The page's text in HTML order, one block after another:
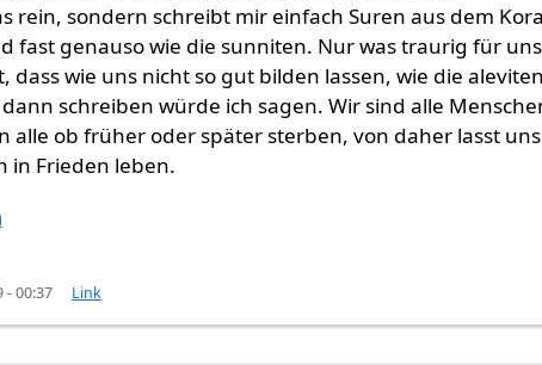
rein, sondern schreibt mir einfach Suren aus dem
fast genauso wie die sunniten. Nur was traurig für uns
dass wie uns nicht so gut bilden lassen, wie die
schreiben würde ich sagen. Wir sind alle
alle ob früher oder später sterben, von daher lasst uns
in Frieden leben.
- 00:37 Link